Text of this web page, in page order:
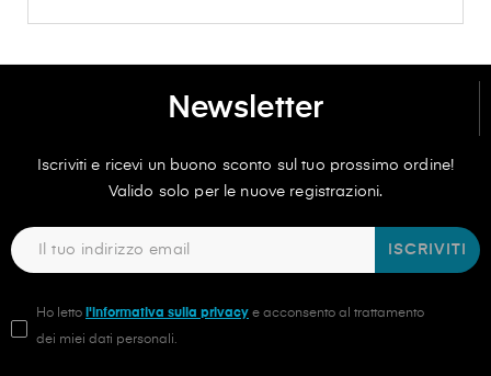
Newsletter
Iscriviti e ricevi un buono sconto sul tuo prossimo ordine!
Valido solo per le nuove registrazioni.
ISCRIVITI
Ho letto l'informativa sulla privacy e acconsento al trattamento
dei miei dati personali.